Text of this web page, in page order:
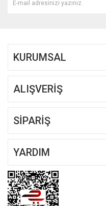
KURUMSAL
ALIŞVERİŞ
SİPARİŞ
YARDIM